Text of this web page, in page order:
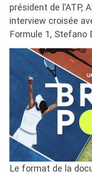
président de l’ATP,
interview croisée
Formule 1, Stefano
Le format de la